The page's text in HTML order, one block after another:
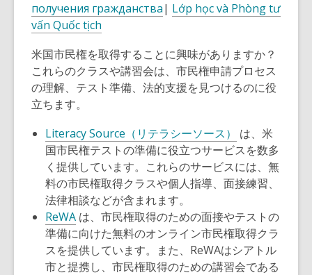
получения гражданства| Lớp học và Phòng tư
vấn Quốc tịch
米国市民権を取得することに興味がありますか？
これらのクラスや講習会は、市民権申請プロセス
の理解、テスト準備、法的支援を見つけるのに役
立ちます。
Literacy Source（リテラシーソース）
は、米
国市民権テストの準備に役立つサービスを数多
く提供しています。これらのサービスには、無
料の市民権取得クラスや個人指導、面接練習、
法律相談などが含まれます。
ReWA は、市民権取得のための面接やテストの
準備に向けた無料のオンライン市民権取得クラ
スを提供しています。また、ReWAはシアトル
市と提携し、市民権取得のための講習会である